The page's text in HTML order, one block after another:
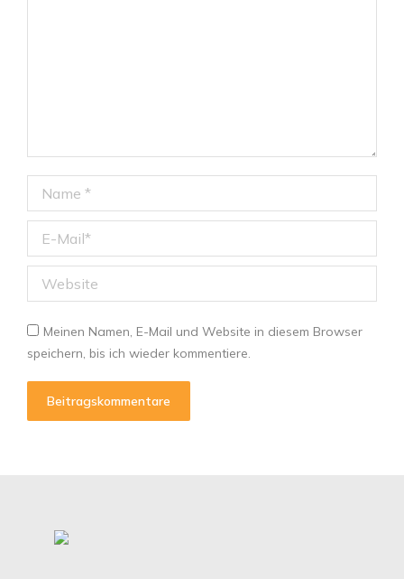
Name *
E-Mail *
Website
Meinen Namen, E-Mail und Website in diesem Browser
speichern, bis ich wieder kommentiere.
Beitragskommentare